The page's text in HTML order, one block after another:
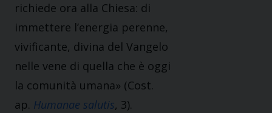
richiede ora alla Chiesa: di
immettere l’energia perenne,
vivificante, divina del Vangelo
nelle vene di quella che è oggi
la comunità umana» (Cost.
ap. Humanae salutis, 3).